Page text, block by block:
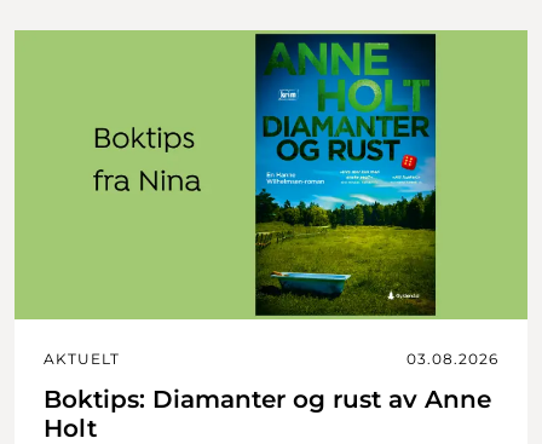
AKTUELT 03.08.2026
Boktips: Diamanter og rust av Anne
Holt